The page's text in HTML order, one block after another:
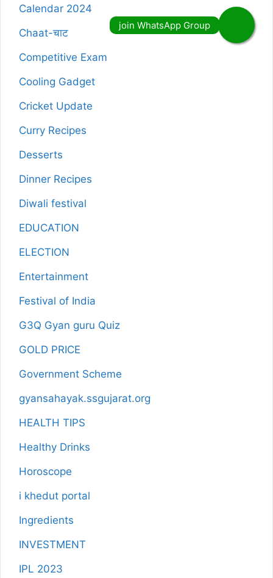
Calendar 2024
Chaat-चाट
Competitive Exam
Cooling Gadget
Cricket Update
Curry Recipes
Desserts
Dinner Recipes
Diwali festival
EDUCATION
ELECTION
Entertainment
Festival of India
G3Q Gyan guru Quiz
GOLD PRICE
Government Scheme
gyansahayak.ssgujarat.org
HEALTH TIPS
Healthy Drinks
Horoscope
i khedut portal
Ingredients
INVESTMENT
IPL 2023